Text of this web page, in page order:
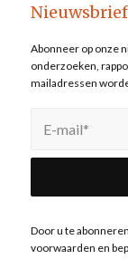
Nieuwsbrief
Abonneer op onze
onderzoeken,
mailadressen
Door u te
voorwaarden en